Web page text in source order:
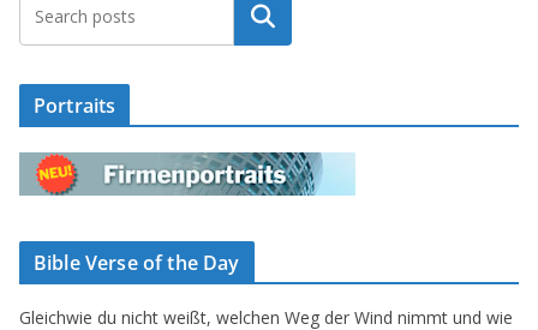
Suchen
Portraits
Bible Verse of the Day
Gleichwie du nicht weißt, welchen Weg der Wind nimmt und wie